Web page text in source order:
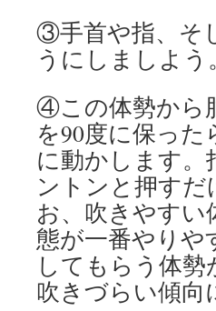
③手首や指、そ
うにしましよう。
④この体勢から
を90度に保っ
に動かします
ントンと押す
お、吹きやす
態が一番やりや
してもらう体
吹きづらい傾向